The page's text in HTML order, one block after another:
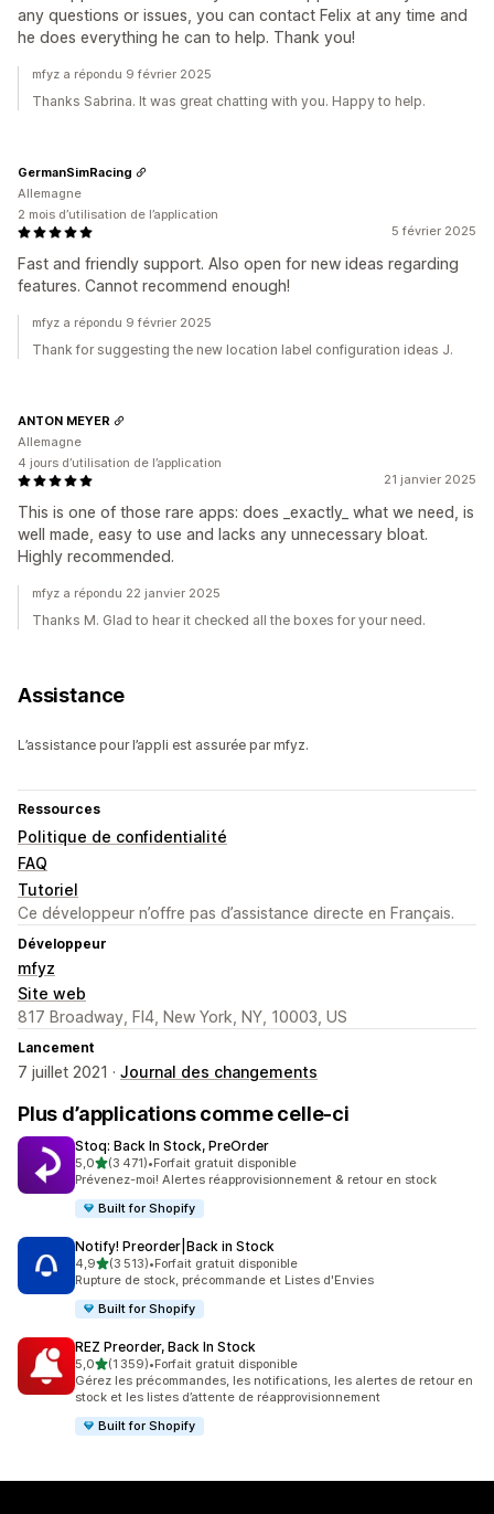
any questions or issues, you can contact Felix at any time and
he does everything he can to help. Thank you!
mfyz a répondu 9 février 2025
Thanks Sabrina. It was great chatting with you. Happy to help.
5 février 2025
Fast and friendly support. Also open for new ideas regarding
features. Cannot recommend enough!
GermanSimRacing
Allemagne
2 mois d’utilisation de l’application
mfyz a répondu 9 février 2025
Thank for suggesting the new location label configuration ideas J.
21 janvier 2025
This is one of those rare apps: does _exactly_ what we need, is
well made, easy to use and lacks any unnecessary bloat.
Highly recommended.
ANTON MEYER
Allemagne
4 jours d’utilisation de l’application
mfyz a répondu 22 janvier 2025
Thanks M. Glad to hear it checked all the boxes for your need.
Assistance
L’assistance pour l’appli est assurée par mfyz.
Ressources
Politique de confidentialité
FAQ
Tutoriel
Ce développeur n’offre pas d’assistance directe en Français.
Développeur
mfyz
Site web
817 Broadway, Fl4, New York, NY, 10003, US
Lancement
7 juillet 2021 · Journal des changements
Plus d’applications comme celle-ci
Stoq: Back In Stock, PreOrder
5,0étoile(s) sur 5
(3 471)
3471 avis au total
•Forfait gratuit disponible
Prévenez-moi! Alertes réapprovisionnement & retour en stock
Built for Shopify
Notify! Preorder|Back in Stock
4,9étoile(s) sur 5
(3 513)
3513 avis au total
•Forfait gratuit disponible
Rupture de stock, précommande et Listes d'Envies
Built for Shopify
REZ Preorder, Back In Stock
5,0étoile(s) sur 5
(1 359)
1359 avis au total
•Forfait gratuit disponible
Gérez les précommandes, les notifications, les alertes de retour en
stock et les listes d’attente de réapprovisionnement
Built for Shopify